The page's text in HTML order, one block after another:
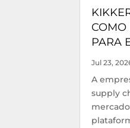
COMO
PARA
Jul 23,
A
supply